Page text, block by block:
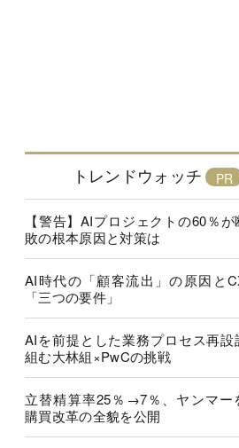
トレンドウォッチ
【警告】AIプロジェクトの60％
敗の根本原因と対策は
AI時代の「顧客流出」の原因と
「三つの要件」
AIを前提とした業務プロセス再設
組む大林組×PwCの挑戦
立替精算率25％→7％、ヤンマー
購買改革の全貌を公開